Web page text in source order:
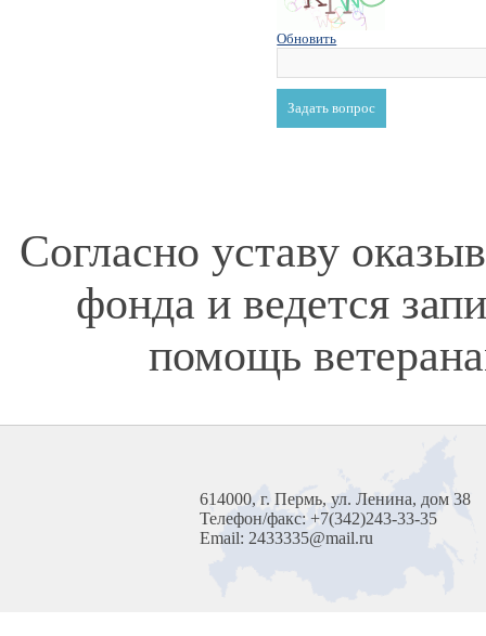
Обновить
Согласно уставу
фонда и ведется
помощь
614000, г. Пермь, ул. Ленина, дом 38
Телефон/факс: +7(342)243-33-35
Email: 2433335@mail.ru